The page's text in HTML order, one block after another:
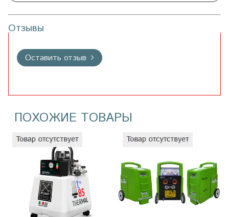
Отзывы
Оставить отзыв
ПОХОЖИЕ ТОВАРЫ